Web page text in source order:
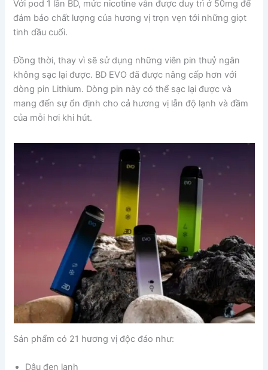
Với pod 1 lần BD, mức nicotine vẫn được duy trì ở 50mg để
đảm bảo chất lượng của hương vị trọn vẹn tới những giọt
tinh dầu cuối.
Đồng thời, thay vì sẽ sử dụng những viên pin thuỷ ngân
không sạc lại được. BD EVO đã được nâng cấp hơn với
dòng pin Lithium. Dòng pin này có thể sạc lại được và
mang đến sự ổn định cho cả hương vị lẫn độ lạnh và đầm
của mỗi hơi khi hút.
Sản phẩm có 21 hương vị độc đáo như:
Dâu đen lạnh